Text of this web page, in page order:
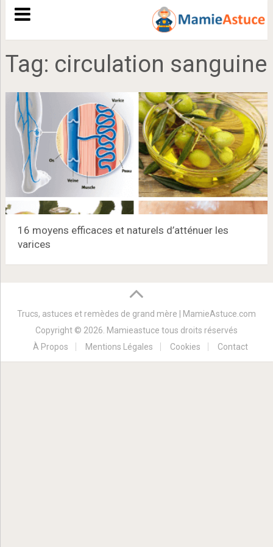
Tag: circulation sanguine
16 moyens efficaces et naturels d’atténuer les
varices
Trucs, astuces et remèdes de grand mère | MamieAstuce.com
Copyright © 2026. Mamieastuce tous droits réservés
À Propos
Mentions Légales Cookies Contact